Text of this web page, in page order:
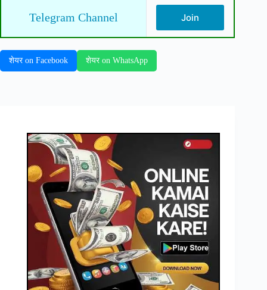
Telegram Channel Join
शेयर on Facebook शेयर on WhatsApp